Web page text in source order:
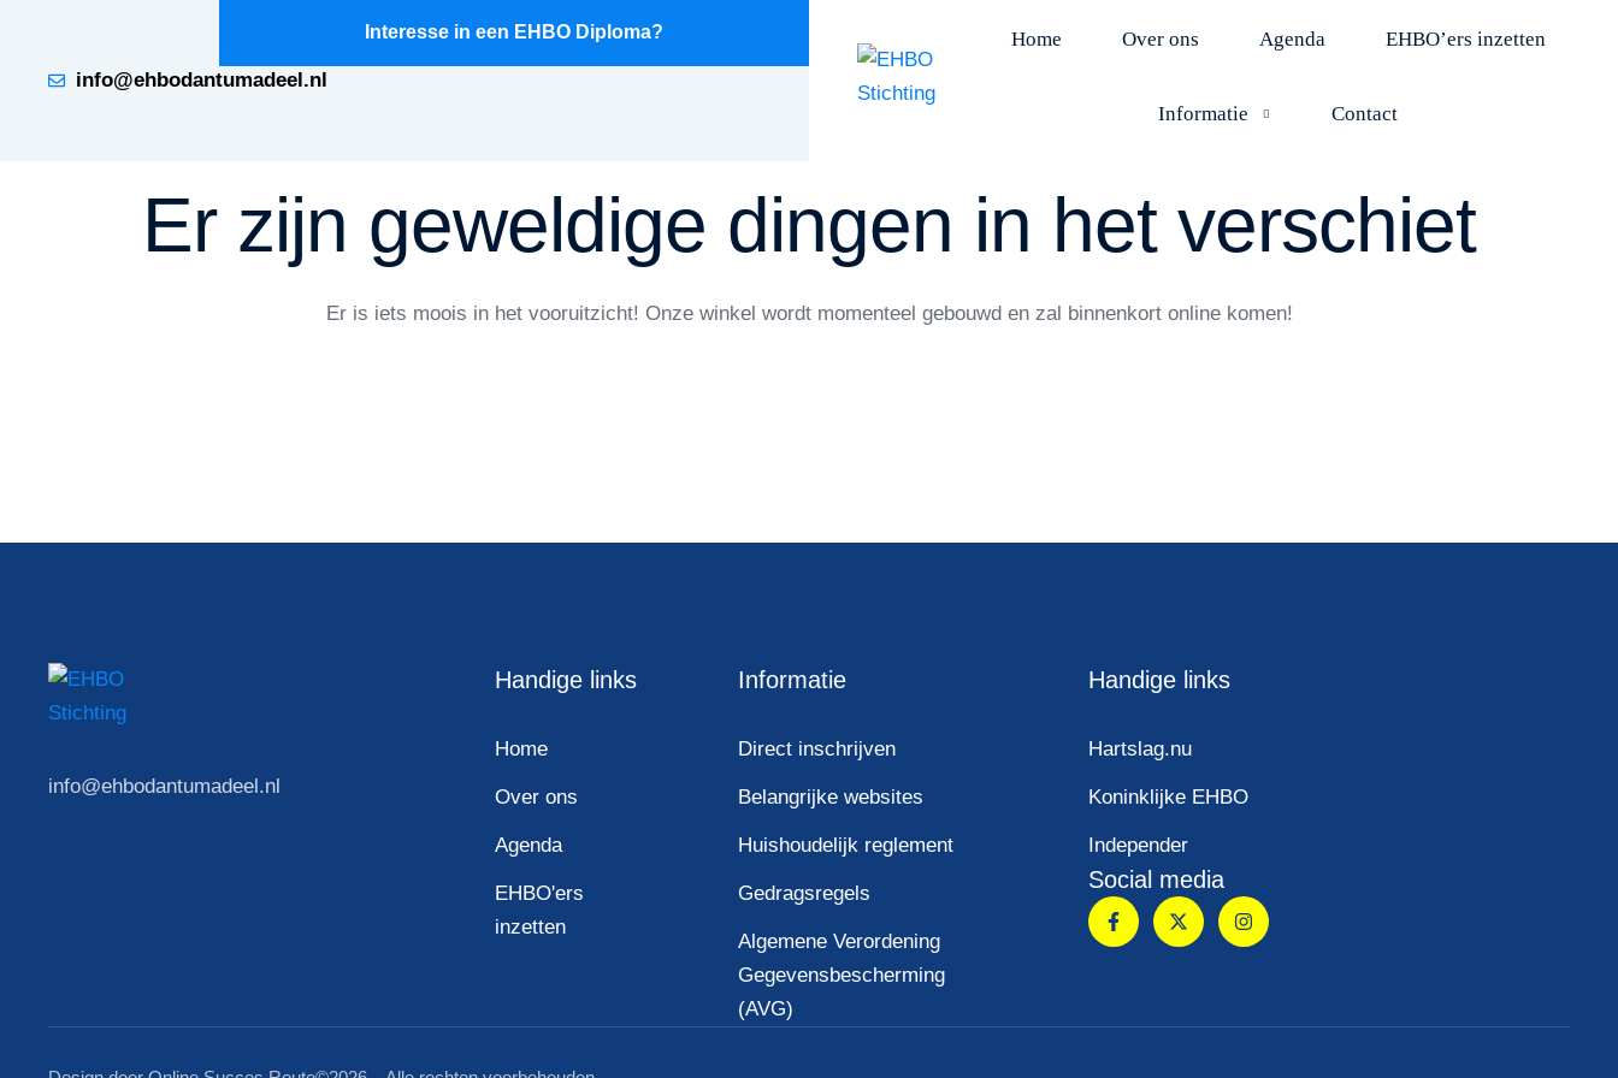
info@ehbodantumadeel.nl
Interesse in een EHBO Diploma? Home Over ons Agenda EHBO’ers inzetten
Informatie Contact
Er zijn geweldige dingen in het verschiet
Er is iets moois in het vooruitzicht! Onze winkel wordt momenteel gebouwd en zal binnenkort online komen!
info@ehbodantumadeel.nl
Handige links
Home
Over ons
Agenda
EHBO'ers
inzetten
Informatie
Direct inschrijven
Belangrijke websites
Huishoudelijk reglement
Gedragsregels
Algemene Verordening
Gegevensbescherming
(AVG)
Handige links
Hartslag.nu
Koninklijke EHBO
Independer
Social media